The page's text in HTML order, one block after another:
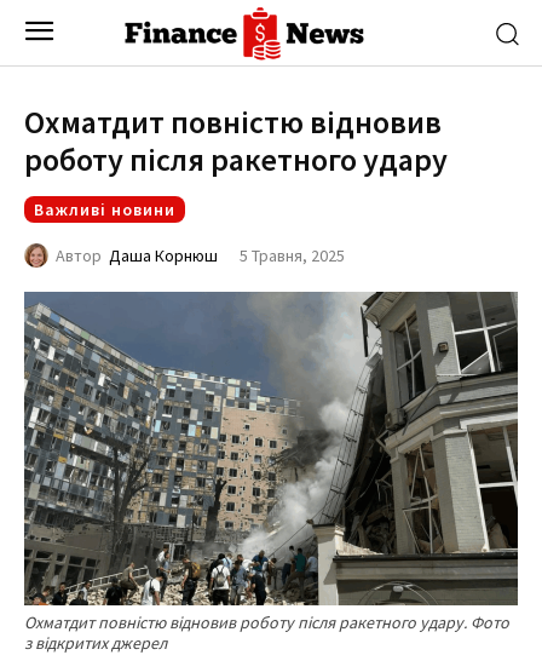
Охматдит повністю відновив
роботу після ракетного удару
Важливі новини
Автор Даша Корнюш 5 Травня, 2025
Охматдит повністю відновив роботу після ракетного удару. Фото
з відкритих джерел